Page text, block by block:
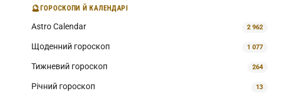
🔮ГОРОСКОПИ Й КАЛЕНДАРІ
Astro Calendar 2 962
Щоденний гороскоп 1 077
Тижневий гороскоп 264
Річний гороскоп 13